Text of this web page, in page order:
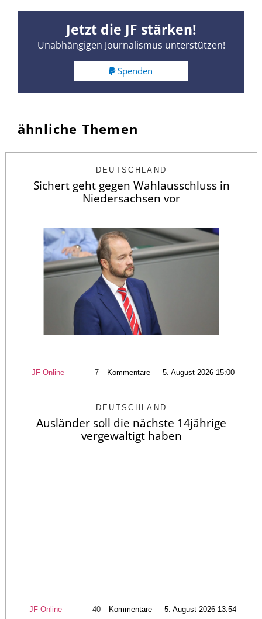
Jetzt die JF stärken!
Unabhängigen Journalismus unterstützen!
Spenden
ähnliche Themen
DEUTSCHLAND
Sichert geht gegen Wahlausschluss in
Niedersachsen vor
JF-Online 7 Kommentare — 5. August 2026 15:00
DEUTSCHLAND
Ausländer soll die nächste 14jährige
vergewaltigt haben
JF-Online 40 Kommentare — 5. August 2026 13:54